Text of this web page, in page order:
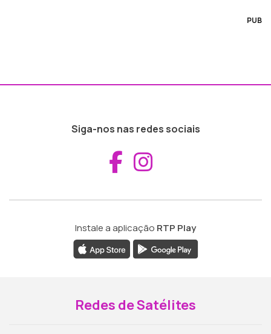
PUB
Siga-nos nas redes sociais
Aceder ao
Instale a aplicação RTP Play
Redes de Satélites